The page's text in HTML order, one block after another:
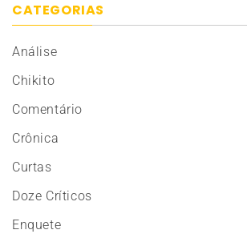
CATEGORIAS
Análise
Chikito
Comentário
Crônica
Curtas
Doze Críticos
Enquete